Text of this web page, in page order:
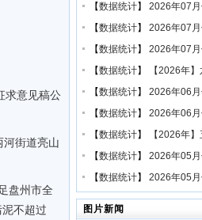
求意见稿公
河街道亮山
盘州市全
不超过
【数据统计】 2026年07
【数据统计】 2026年07
【数据统计】 2026年07
【数据统计】
【2026年
【数据统计】 2026年06
【数据统计】 2026年06
【数据统计】
【2026年
【数据统计】 2026年05
【数据统计】 2026年05
图片新闻